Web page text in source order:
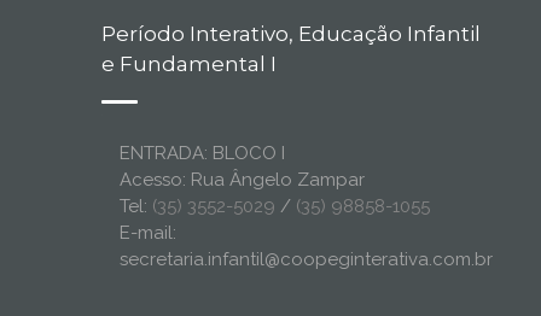
Período Interativo, Educação Infantil
e Fundamental I
ENTRADA: BLOCO I
Acesso: Rua Ângelo Zampar
Tel: (35) 3552-5029 / (35) 98858-1055
E-mail:
secretaria.infantil@coopeginterativa.com.br